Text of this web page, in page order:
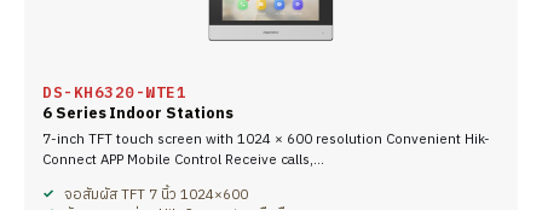
DS-KH6320-WTE1
6 Series Indoor Stations
7-inch TFT touch screen with 1024 × 600 resolution Convenient Hik-
Connect APP Mobile Control Receive calls,…
จอสัมผัส TFT 7 นิ้ว 1024×600